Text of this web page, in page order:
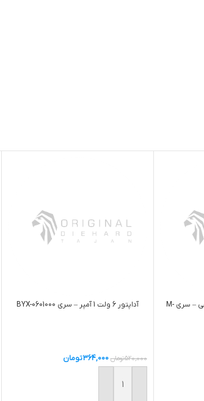
آداپتور 12 ولت 3 آمپر بين راهي – سري M-
آداپتور 6 ولت 1 آمپر – سري BYX-0601000
520,000تومان 364,000تومان
افزودن به سبد خرید